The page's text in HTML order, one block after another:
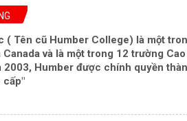
( Tên cũ Humber College) là một
và là một trong 12 trường
2003, Humber được chính quyền
cấp"